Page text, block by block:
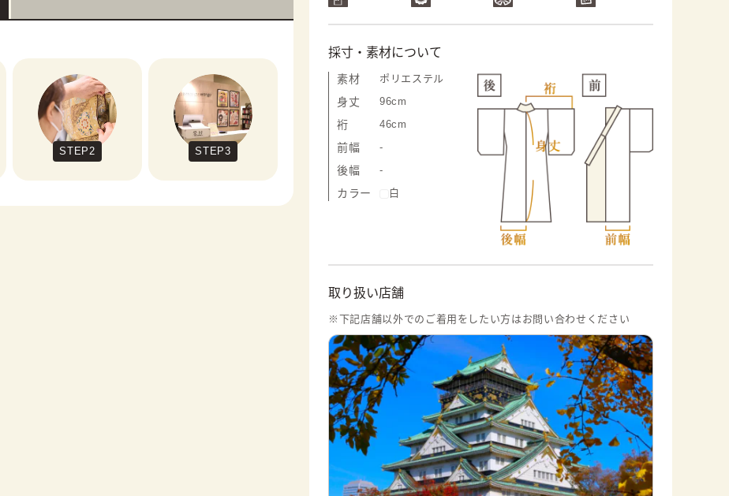
STEP2 STEP3
採寸・素材について
素材 ポリエステル
身丈 96cm
裄 46cm
前幅 -
後幅 -
カラー 白
取り扱い店舗
※下記店舗以外でのご着用をしたい方はお問い合わせください